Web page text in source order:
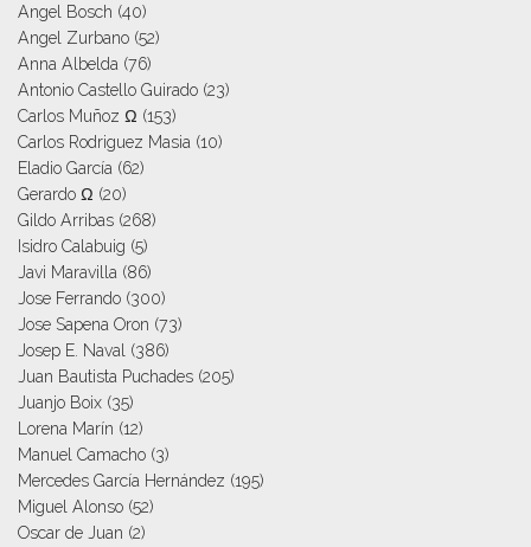
Angel Bosch (40)
Angel Zurbano (52)
Anna Albelda (76)
Antonio Castello Guirado (23)
Carlos Muñoz Ω (153)
Carlos Rodriguez Masia (10)
Eladio García (62)
Gerardo Ω (20)
Gildo Arribas (268)
Isidro Calabuig (5)
Javi Maravilla (86)
Jose Ferrando (300)
Jose Sapena Oron (73)
Josep E. Naval
(386)
Juan Bautista Puchades (205)
Juanjo Boix (35)
Lorena Marín (12)
Manuel Camacho (3)
Mercedes García Hernández (195)
Miguel Alonso (52)
Oscar de Juan (2)